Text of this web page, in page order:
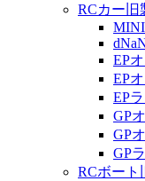
RCカー旧
EP
EP
EP
GP
GP
GP
RCボート